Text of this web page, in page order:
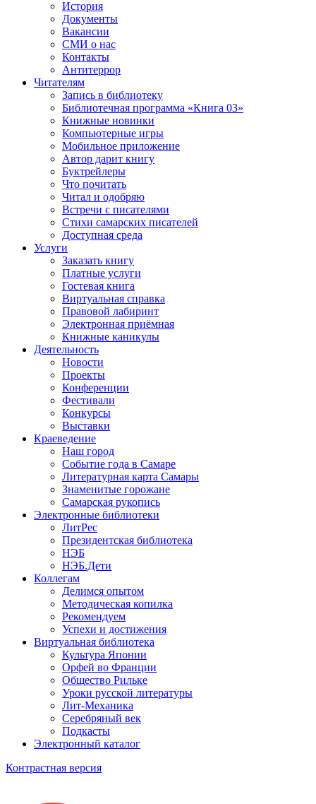
История
Документы
Вакансии
СМИ о нас
Контакты
Антитеррор
Читателям
Запись в библиотеку
Библиотечная программа «Книга 03»
Книжные новинки
Компьютерные игры
Мобильное приложение
Автор дарит книгу
Буктрейлеры
Что почитать
Читал и одобряю
Встречи с писателями
Стихи самарских писателей
Доступная среда
Услуги
Заказать книгу
Платные услуги
Гостевая книга
Виртуальная справка
Правовой лабиринт
Электронная приёмная
Книжные каникулы
Деятельность
Новости
Проекты
Конференции
Фестивали
Конкурсы
Выставки
Краеведение
Наш город
Событие года в Самаре
Литературная карта Самары
Знаменитые горожане
Самарская рукопись
Электронные библиотеки
ЛитРес
Президентская библиотека
НЭБ
НЭБ.Дети
Коллегам
Делимся опытом
Методическая копилка
Рекомендуем
Успехи и достижения
Виртуальная библиотека
Культура Японии
Орфей во Франции
Общество Рильке
Уроки русской литературы
Лит-Механика
Серебряный век
Подкасты
Электронный каталог
Контрастная версия